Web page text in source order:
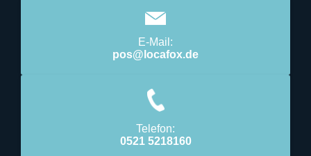
E-Mail:
pos@locafox.de
Telefon:
0521 5218160